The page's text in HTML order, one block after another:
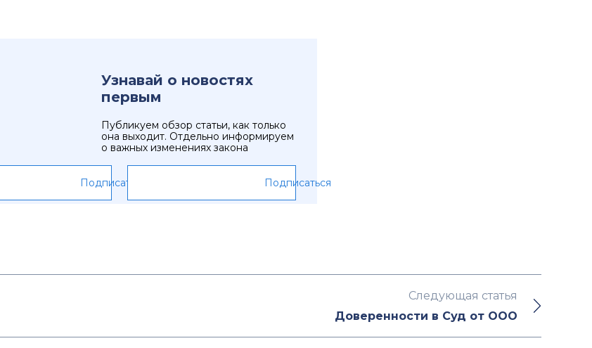
Узнавай о новостях
первым
Публикуем обзор статьи, как только
она выходит. Отдельно информируем
о важных изменениях закона
Подписаться Подписаться
Следующая статья
Доверенности в Суд от ООО